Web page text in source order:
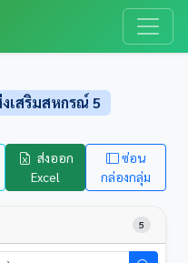
เสริมสหกรณ์ 5
ส่งออก
Excel
ซ่อน
กล่องกลุ่ม
5